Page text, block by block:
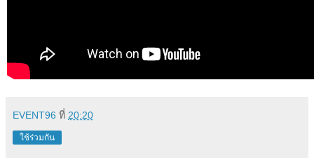
EVENT96 ที่ 20:20
ใช้ร่วมกัน